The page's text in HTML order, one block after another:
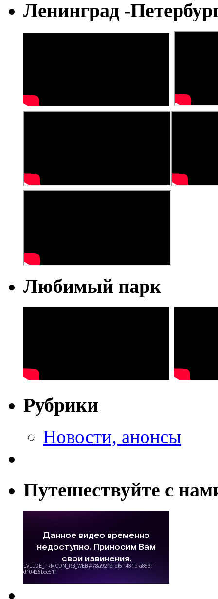
Ленинград -
Любимый парк
Рубрики
Новости, анонсы
Путешествуйте с